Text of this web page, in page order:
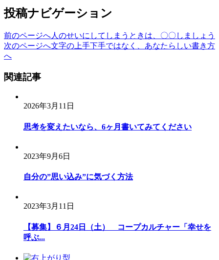
投稿ナビゲーション
前のページへ人のせいにしてしまうときは、〇〇しましょう
次のページへ文字の上手下手ではなく、あなたらしい書き方
へ
関連記事
2026年3月11日
思考を変えたいなら、6ヶ月書いてみてください
2023年9月6日
自分の”思い込み”に気づく方法
2023年3月11日
【募集】６月24日（土） コープカルチャー「幸せを
呼ぶ...